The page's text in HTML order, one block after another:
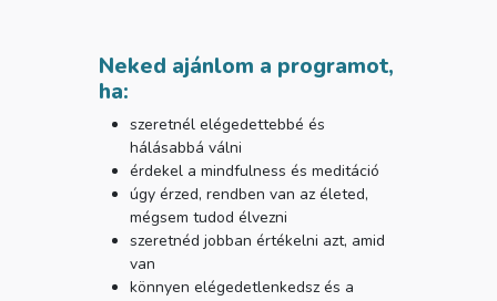
Neked ajánlom a programot,
ha:
szeretnél elégedettebbé és
hálásabbá válni
érdekel a mindfulness és meditáció
úgy érzed, rendben van az életed,
mégsem tudod élvezni
szeretnéd jobban értékelni azt, amid
van
könnyen elégedetlenkedsz és a